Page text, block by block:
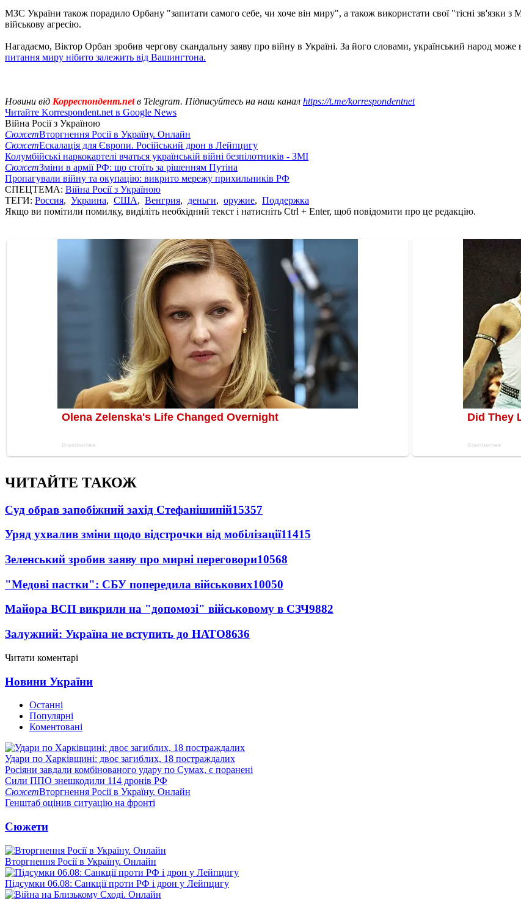
МЗС України також порадило Орбану "запитати самого себе, чи хоче він миру", а також використати свої "тісні зв'язки
військову агресію.
Нагадаємо, Віктор Орбан зробив чергову скандальну заяву про війну в Україні. За його словами, український народ
питання миру нібито залежить від Вашингтона.
Новини від Корреспондент.netв Telegram. Підписуйтесь на наш канал https://t.me/korrespondentnet
Читайте Korrespondent.net в Google News
Війна Росії з Україною
СюжетВторгнення Росії в Україну. Онлайн
СюжетЕскалація для Європи. Російський дрон в Лейпцигу
Колумбійські наркокартелі вчаться українській війні безпілотників - ЗМІ
СюжетЗміни в армії РФ: що стоїть за рішенням Путіна
Пропагували війну та окупацію: викрито мережу прихильників РФ
СПЕЦТЕМА: Війна Росії з Україною
ТЕГИ: Россия, Украина, США, Венгрия, деньги, оружие, Поддержка
Якщо ви помітили помилку, виділіть необхідний текст і натисніть Ctrl + Enter, щоб повідомити про це редакцію.
ЧИТАЙТЕ ТАКОЖ
Суд обрав запобіжний захід Стефанішиній15357
Уряд ухвалив зміни щодо відстрочки від мобілізації11415
Зеленський зробив заяву про мирні переговори10568
"Медові пастки": СБУ попередила військових10050
Майора ВСП викрили на "допомозі" військовому в СЗЧ9882
Залужний: Україна не вступить до НАТО8636
Читати коментарі
Новини України
Останні
Популярні
Коментовані
Удари по Харківщині: двоє загиблих, 18 постраждалих
Росіяни завдали комбінованого удару по Сумах, є поранені
Сили ППО знешкодили 114 дронів РФ
СюжетВторгнення Росії в Україну. Онлайн
Генштаб оцінив ситуацію на фронті
Сюжети
Вторгнення Росії в Україну. Онлайн
Підсумки 06.08: Санкції проти РФ і дрон у Лейпцигу